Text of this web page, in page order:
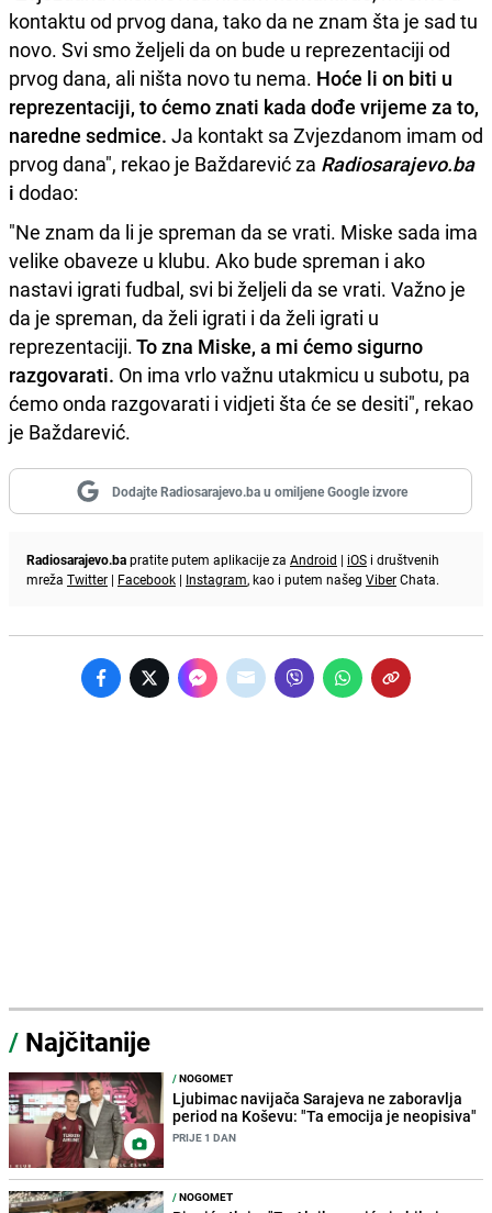
kontaktu od prvog dana, tako da ne znam šta je sad tu
novo. Svi smo željeli da on bude u reprezentaciji od
prvog dana, ali ništa novo tu nema. Hoće li on biti u
reprezentaciji, to ćemo znati kada dođe vrijeme za to,
naredne sedmice. Ja kontakt sa Zvjezdanom imam od
prvog dana", rekao je Baždarević za Radiosarajevo.ba
i dodao:
"Ne znam da li je spreman da se vrati. Miske sada ima
velike obaveze u klubu. Ako bude spreman i ako
nastavi igrati fudbal, svi bi željeli da se vrati. Važno je
da je spreman, da želi igrati i da želi igrati u
reprezentaciji.To zna Miske, a mi ćemo sigurno
razgovarati. On ima vrlo važnu utakmicu u subotu, pa
ćemo onda razgovarati i vidjeti šta će se desiti", rekao
je Baždarević.
Dodajte Radiosarajevo.ba u omiljene Google izvore
Radiosarajevo.bapratite putem aplikacije za Android | iOS i društvenih
mreža Twitter | Facebook | Instagram, kao i putem našeg ViberChata.
/ Najčitanije
/NOGOMET
Ljubimac navijača Sarajeva ne zaboravlja
period na Koševu: "Ta emocija je neopisiva"
PRIJE 1 DAN
/NOGOMET